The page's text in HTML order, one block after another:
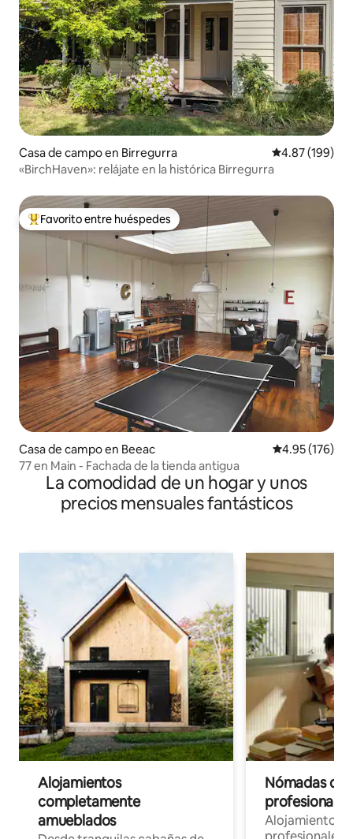
Casa de campo en Birregurra Calificación
4.87 (199)
«BirchHaven»: relájate en la histórica Birregurra
Favorito entre huéspedes preferido
Favorito entre huéspedes
Casa de campo en Beeac Calificación
4.95 (176)
77 en Main - Fachada de la tienda antigua
La comodidad de un hogar y unos
precios mensuales fantásticos
Alojamientos
completamente
amueblados
Nómadas
Alojamientos